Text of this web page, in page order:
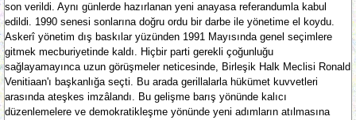
son verildi. Aynı günlerde hazırlanan yeni anayasa referandumla kabul
edildi. 1990 senesi sonlarına doğru ordu bir darbe ile yönetime el koydu.
Askerî yönetim dış baskılar yüzünden 1991 Mayısında genel seçimlere
gitmek mecburiyetinde kaldı. Hiçbir parti gerekli çoğunluğu
sağlayamayınca uzun görüşmeler neticesinde, Birleşik Halk Meclisi Ronald
Venitiaan'ı başkanlığa seçti. Bu arada gerillalarla hükümet kuvvetleri
arasında ateşkes imzâlandı. Bu gelişme barış yönünde kalıcı
düzenlemelere ve demokratikleşme yönünde yeni adımların atılmasına